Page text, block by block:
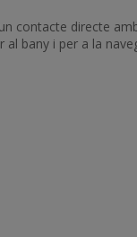
contacte directe
bany i per a la